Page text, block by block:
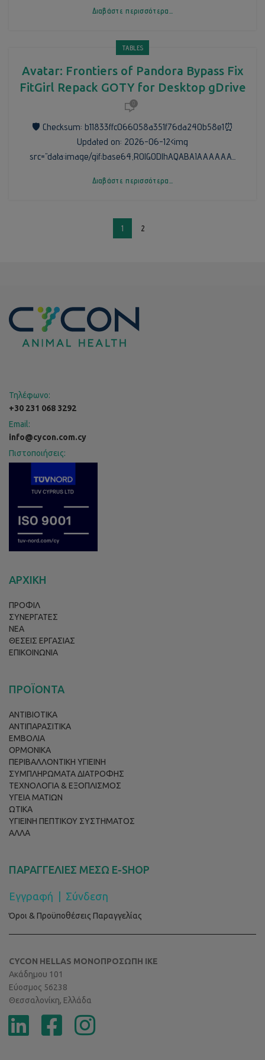
Διαβάστε περισσότερα...
TABLES
Avatar: Frontiers of Pandora Bypass Fix
FitGirl Repack GOTY for Desktop gDrive
0
🛡️ Checksum: b11833ffc066058a351f76da240b58e1⏰
Updated on: 2026-06-12<img
src="data:image/gif;base64,R0lGODlhAQABAIAAAAAA...
Διαβάστε περισσότερα...
1 2
Τηλέφωνο:
+30 231 068 3292
Email:
info@cycon.com.cy
Πιστοποιήσεις:
ΑΡΧΙΚΗ
ΠΡΟΦΙΛ
ΣΥΝΕΡΓΑΤΕΣ
ΝΕΑ
ΘΕΣΕΙΣ ΕΡΓΑΣΙΑΣ
ΕΠΙΚΟΙΝΩΝΙΑ
ΠΡΟΪΟΝΤΑ
ΑΝΤΙΒΙΟΤΙΚΑ
ΑΝΤΙΠΑΡΑΣΙΤΙΚΑ
ΕΜΒΟΛΙΑ
ΟΡΜΟΝΙΚΑ
ΠΕΡΙΒΑΛΛΟΝΤΙΚΗ ΥΓΙΕΙΝΗ
ΣΥΜΠΛΗΡΩΜΑΤΑ ΔΙΑΤΡΟΦΗΣ
ΤΕΧΝΟΛΟΓΙΑ & ΕΞΟΠΛΙΣΜΟΣ
ΥΓΕΙΑ ΜΑΤΙΩΝ
ΩΤΙΚΑ
ΥΓΙΕΙΝΗ ΠΕΠΤΙΚΟΥ ΣΥΣΤΗΜΑΤΟΣ
ΑΛΛΑ
ΠΑΡΑΓΓΕΛΙΕΣ ΜΕΣΩ E-SHOP
Εγγραφή Σύνδεση
Όροι & Προϋποθέσεις Παραγγελίας
CYCON HELLAS ΜΟΝΟΠΡΟΣΩΠΗ ΙΚΕ
Ακάδημου 101
Εύοσμος 56238
Θεσσαλονίκη, Ελλάδα